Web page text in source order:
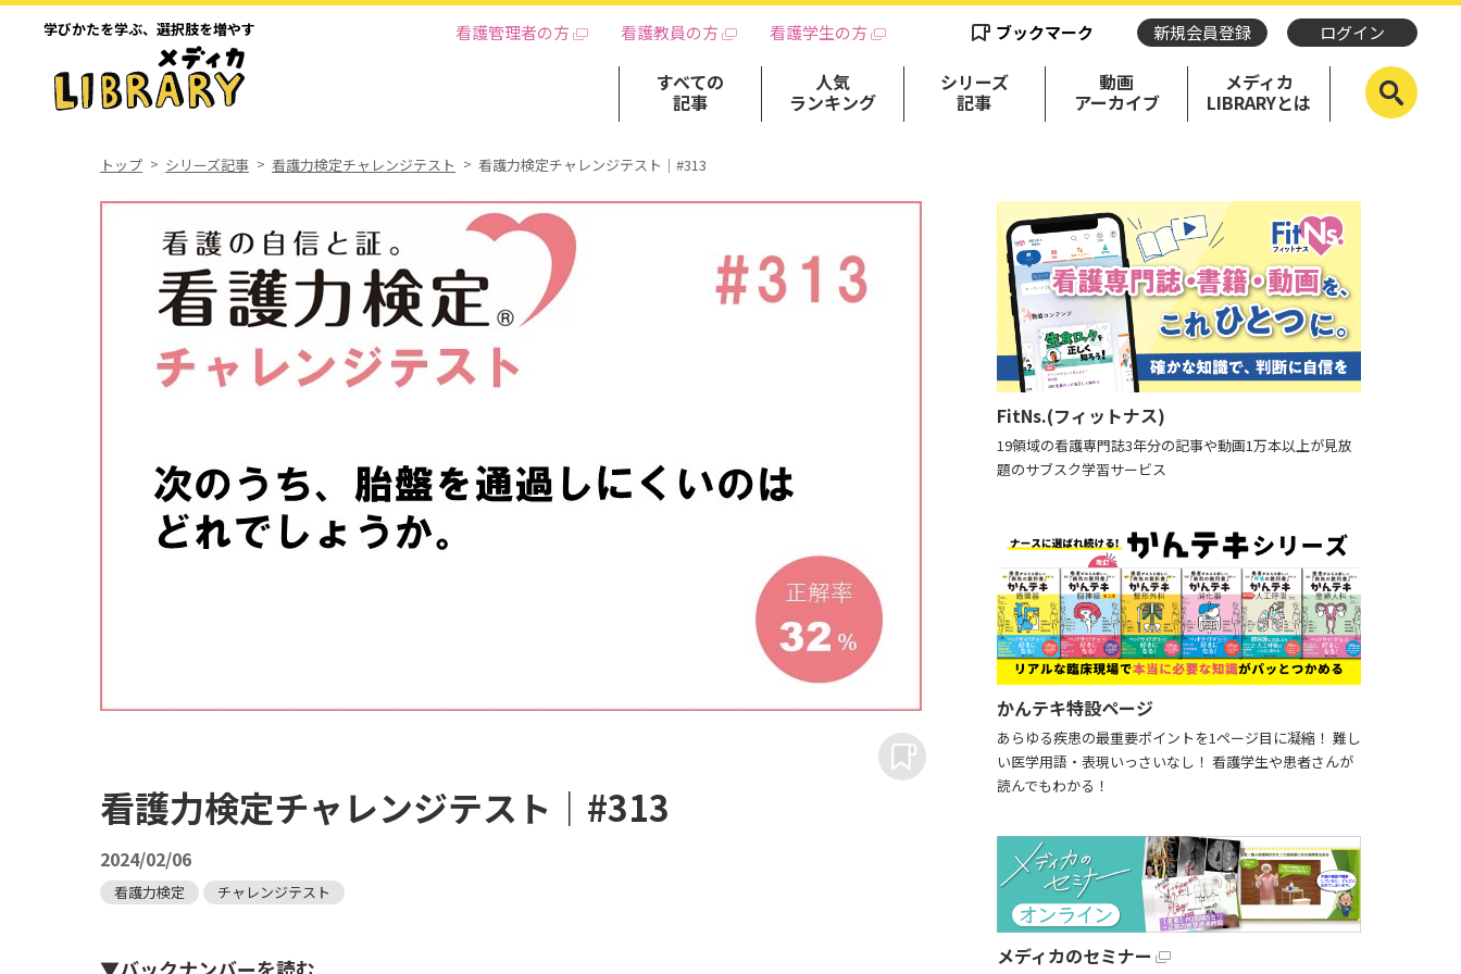
学びかたを学ぶ、 選択肢を増やす 看護管理者の方 看護教員の方 看護学生の方 ブックマーク 新規会員登録 ログイン
すべての
記事
人気
ランキング
シリーズ
記事
動画
アーカイブ
メディカ
LIBRARYとは
トップ シリーズ記事 看護力検定チャレンジテスト 看護力検定チャレンジテスト｜#313
看護力検定チャレンジテスト｜#313
2024/02/06
看護力検定 チャレンジテスト
FitNs.(フィットナス)
19領域の看護専門誌3年分の記事や動画1万本以上が見放
題のサブスク学習サービス
かんテキ特設ページ
あらゆる疾患の最重要ポイントを1ページ目に凝縮！ 難し
い医学用語・表現いっさいなし！ 看護学生や患者さんが
読んでもわかる！
メディカのセミナー